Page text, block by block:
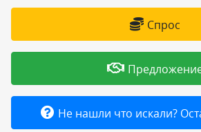
Справка
Товары и услуги
Добавить товар или услугу
Спрос
Не нашли что искали?